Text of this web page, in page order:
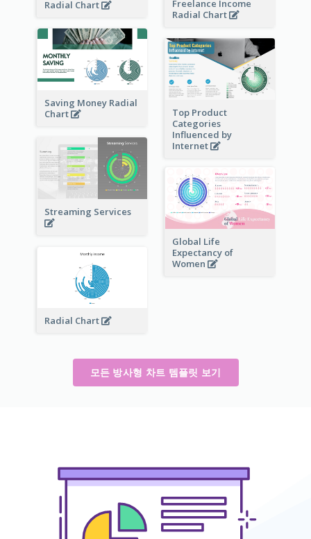
Radial Chart
Freelance Income
Radial Chart
Saving Money Radial
Chart
Top Product
Categories
Influenced by
Internet
Streaming Services
Global Life
Expectancy of
Women
Radial Chart
모든 방사형 차트 템플릿 보기